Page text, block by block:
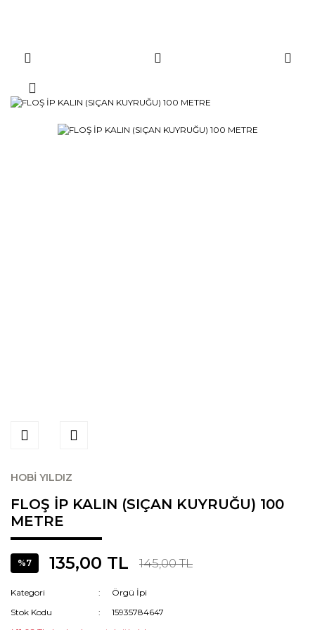
HOBİ YILDIZ
FLOŞ İP KALIN (SIÇAN KUYRUĞU) 100
METRE
%7 135,00 TL 145,00 TL
Kategori
Örgü İpi
Stok Kodu
15935784647